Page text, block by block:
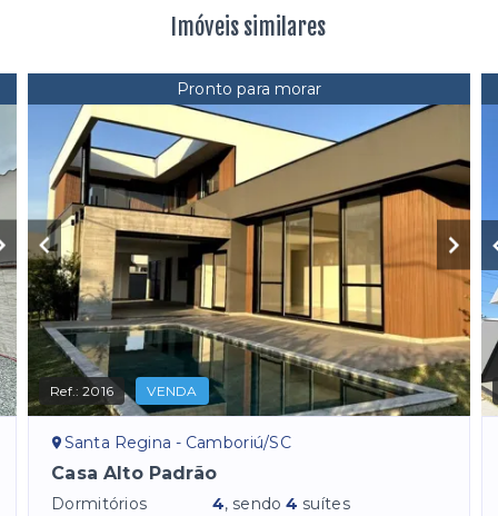
Imóveis similares
Pronto para morar
Ref.:2016 VENDA
Santa Regina - Camboriú/SC
Casa Alto Padrão
Dormitórios 4, sendo4 suítes